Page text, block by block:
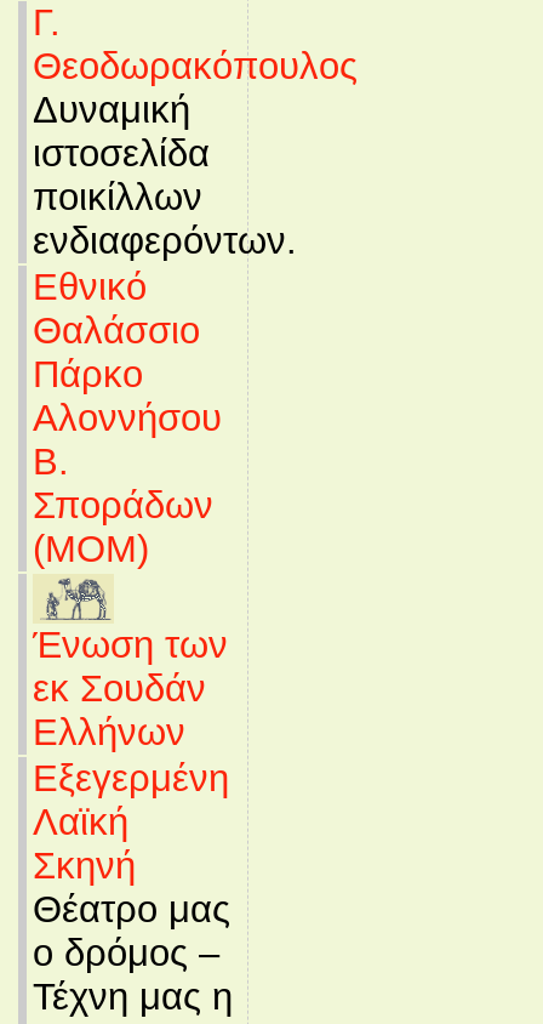
Γ.
Θεοδωρακόπουλος
Δυναμική
ιστοσελίδα
ποικίλλων
ενδιαφερόντων.
Εθνικό
Θαλάσσιο
Πάρκο
Αλοννήσου
Β.
Σποράδων
(MOM)
Ένωση των
εκ Σουδάν
Ελλήνων
Εξεγερμένη
Λαϊκή
Σκηνή
Θέατρο μας
ο δρόμος –
Τέχνη μας η